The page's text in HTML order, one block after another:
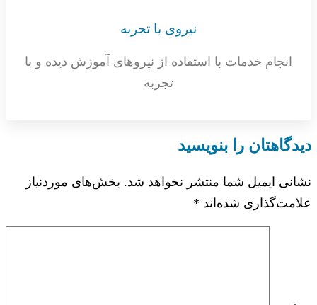
نیروی با تجربه
انجام خدمات با استفاده از نیروهای آموزش دیده و با
تجربه
دیدگاهتان را بنویسید
نشانی ایمیل شما منتشر نخواهد شد. بخش‌های موردنیاز
علامت‌گذاری شده‌اند *